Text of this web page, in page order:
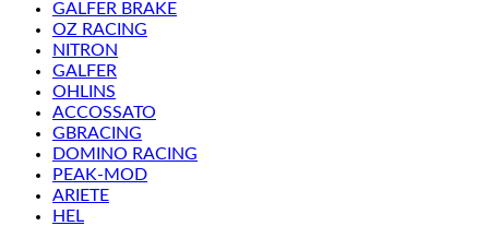
GALFER BRAKE
OZ RACING
NITRON
GALFER
OHLINS
ACCOSSATO
GBRACING
DOMINO RACING
PEAK-MOD
ARIETE
HEL